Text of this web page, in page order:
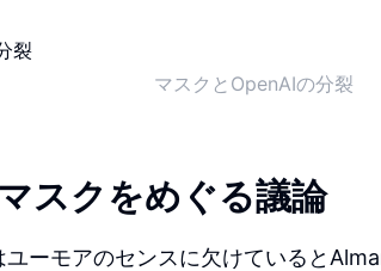
マスクとOpenAIの分裂
スクをめぐる議論
ーモアのセンスに欠けていると